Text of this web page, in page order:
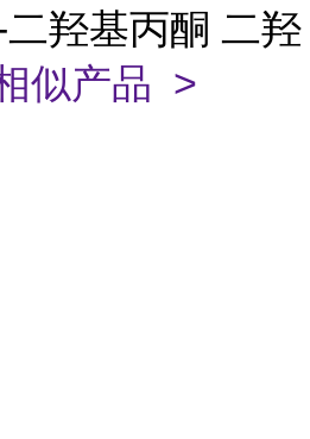
羟基丙酮 二羟
似产品 >